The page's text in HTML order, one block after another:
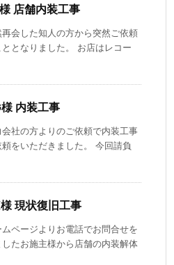
店舗内装工事
会した知人の方から突然ご依頼
となりました。 お店はレコー
内装工事
社の方よりのご依頼で内装工事
をいただきました。 今回請負
現状復旧工事
ページよりお電話でお問合せを
たお施主様から店舗の内装解体